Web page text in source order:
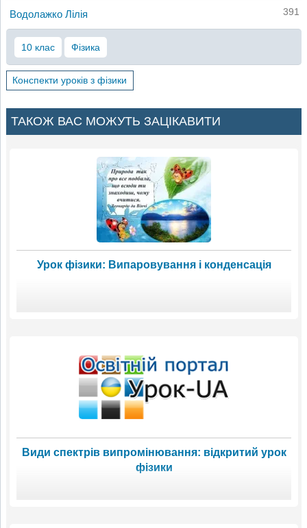
Водолажко Лілія 391
10 клас Фізика
Конспекти уроків з фізики
ТАКОЖ ВАС МОЖУТЬ ЗАЦІКАВИТИ
Урок фізики: Випаровування і конденсація
Види спектрів випромінювання: відкритий урок
фізики